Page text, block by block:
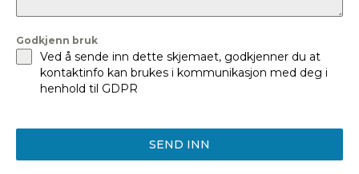
Godkjenn bruk
Ved å sende inn dette skjemaet, godkjenner du at
kontaktinfo kan brukes i kommunikasjon med deg i
henhold til GDPR
SEND INN